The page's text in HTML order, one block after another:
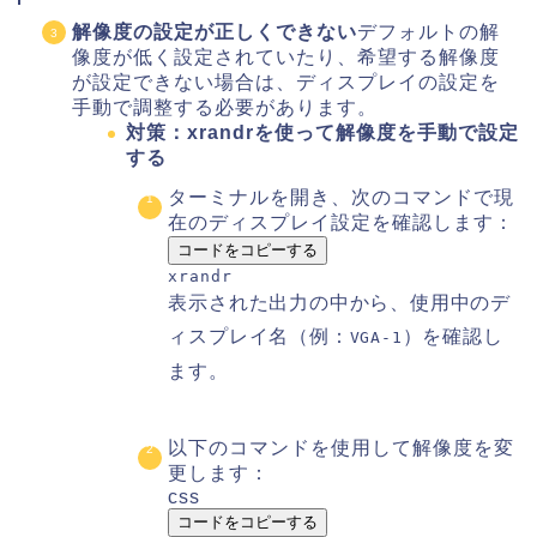
解像度の設定が正しくできないデフォルトの解
像度が低く設定されていたり、希望する解像度
が設定できない場合は、ディスプレイの設定を
手動で調整する必要があります。
対策：xrandrを使って解像度を手動で設定
する
ターミナルを開き、次のコマンドで現
在のディスプレイ設定を確認します：
コードをコピーする
xrandr
表示された出力の中から、使用中のデ
ィスプレイ名（例： VGA-1 ）を確認し
ます。
以下のコマンドを使用して解像度を変
更します：
css
コードをコピーする